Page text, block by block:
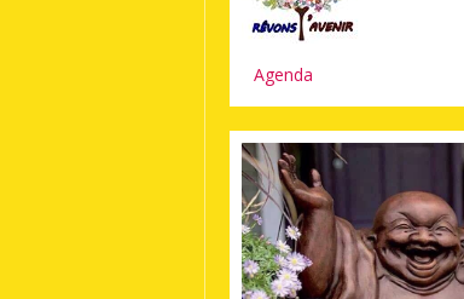
Agenda